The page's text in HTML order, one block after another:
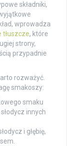
składniki,
wprowadza
tłuszcze, które
strony,
przypadnie
rozważyć.
smakoszy:
smaku
innych
i głębię,